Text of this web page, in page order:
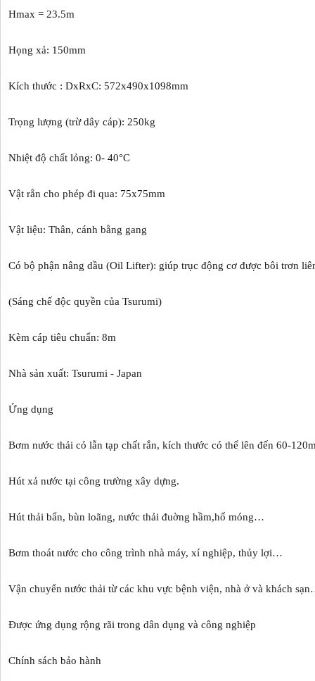
Hmax = 23.5m
Họng xả: 150mm
Kích thước : DxRxC: 572x490x1098mm
Trọng lượng (trừ dây cáp): 250kg
Nhiệt độ chất lỏng: 0- 40°C
Vật rắn cho phép đi qua: 75x75mm
Vật liệu: Thân, cánh bằng gang
Có bộ phận nâng dầu (Oil Lifter): giúp trục động cơ được bôi trơn
(Sáng chế độc quyền của Tsurumi)
Kèm cáp tiêu chuẩn: 8m
Nhà sản xuất: Tsurumi - Japan
Ứng dụng
Bơm nước thải có lẫn tạp chất rắn, kích thước có thể lên đến 60-
Hút xả nước tại công trường xây dựng.
Hút thải bẩn, bùn loãng, nước thải đuờng hầm,hố móng…
Bơm thoát nước cho công trình nhà máy, xí nghiệp, thủy lợi…
Vận chuyển nước thải từ các khu vực bệnh viện, nhà ở và khách
Được ứng dụng rộng rãi trong dân dụng và công nghiệp
Chính sách bảo hành